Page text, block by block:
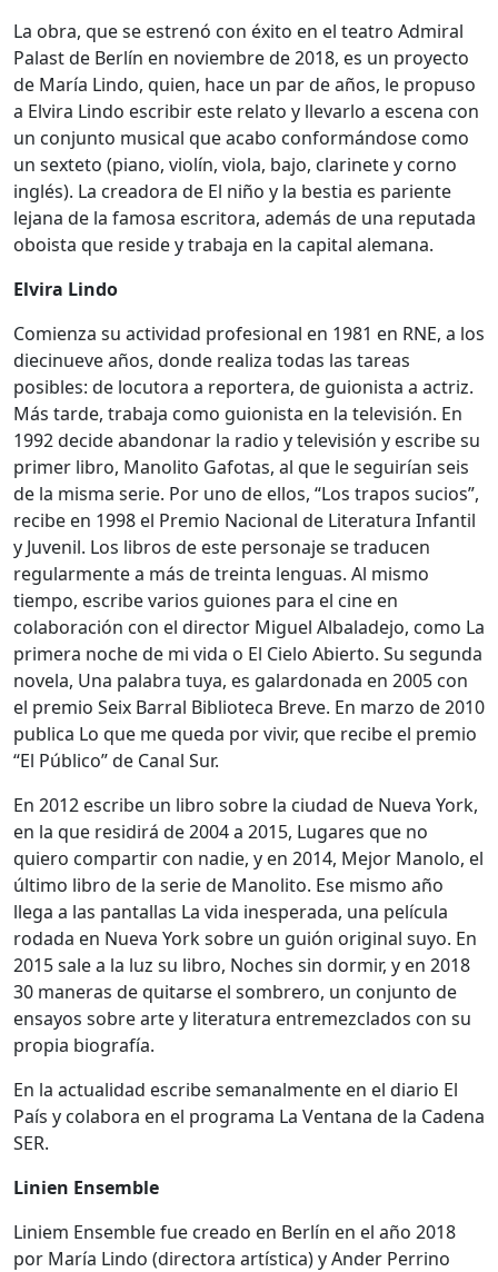
La obra, que se estrenó con éxito en el teatro Admiral
Palast de Berlín en noviembre de 2018, es un proyecto
de María Lindo, quien, hace un par de años, le propuso
a Elvira Lindo escribir este relato y llevarlo a escena con
un conjunto musical que acabo conformándose como
un sexteto (piano, violín, viola, bajo, clarinete y corno
inglés). La creadora de El niño y la bestia es pariente
lejana de la famosa escritora, además de una reputada
oboista que reside y trabaja en la capital alemana.
Elvira Lindo
Comienza su actividad profesional en 1981 en RNE, a los
diecinueve años, donde realiza todas las tareas
posibles: de locutora a reportera, de guionista a actriz.
Más tarde, trabaja como guionista en la televisión. En
1992 decide abandonar la radio y televisión y escribe su
primer libro, Manolito Gafotas, al que le seguirían seis
de la misma serie. Por uno de ellos, “Los trapos sucios”,
recibe en 1998 el Premio Nacional de Literatura Infantil
y Juvenil. Los libros de este personaje se traducen
regularmente a más de treinta lenguas. Al mismo
tiempo, escribe varios guiones para el cine en
colaboración con el director Miguel Albaladejo, como La
primera noche de mi vida o El Cielo Abierto. Su segunda
novela, Una palabra tuya, es galardonada en 2005 con
el premio Seix Barral Biblioteca Breve. En marzo de 2010
publica Lo que me queda por vivir, que recibe el premio
“El Público” de Canal Sur.
En 2012 escribe un libro sobre la ciudad de Nueva York,
en la que residirá de 2004 a 2015, Lugares que no
quiero compartir con nadie, y en 2014, Mejor Manolo, el
último libro de la serie de Manolito. Ese mismo año
llega a las pantallas La vida inesperada, una película
rodada en Nueva York sobre un guión original suyo. En
2015 sale a la luz su libro, Noches sin dormir, y en 2018
30 maneras de quitarse el sombrero, un conjunto de
ensayos sobre arte y literatura entremezclados con su
propia biografía.
En la actualidad escribe semanalmente en el diario El
País y colabora en el programa La Ventana de la Cadena
SER.
Linien Ensemble
Liniem Ensemble fue creado en Berlín en el año 2018
por María Lindo (directora artística) y Ander Perrino